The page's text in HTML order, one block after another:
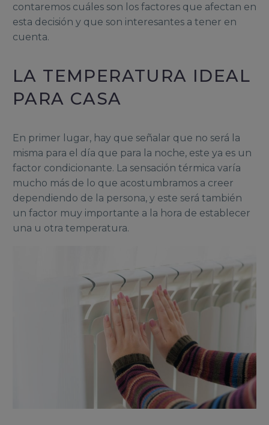
contaremos cuáles son los factores que afectan en
esta decisión y que son interesantes a tener en
cuenta.
LA TEMPERATURA IDEAL
PARA CASA
En primer lugar, hay que señalar que no será la
misma para el día que para la noche, este ya es un
factor condicionante. La sensación térmica varía
mucho más de lo que acostumbramos a creer
dependiendo de la persona, y este será también
un factor muy importante a la hora de establecer
una u otra temperatura.